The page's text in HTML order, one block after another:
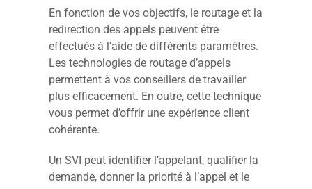
En fonction de vos objectifs, le routage et la
redirection des appels peuvent être
effectués à l’aide de différents paramètres.
Les technologies de routage d’appels
permettent à vos conseillers de travailler
plus efficacement. En outre, cette technique
vous permet d’offrir une expérience client
cohérente.
Un SVI peut identifier l’appelant, qualifier la
demande, donner la priorité à l’appel et le